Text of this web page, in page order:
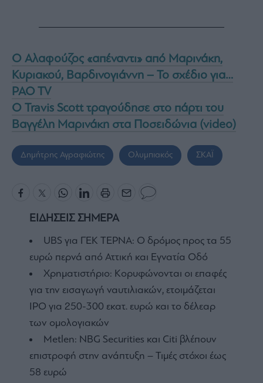
Ο Αλαφούζος «απέναντι» από Μαρινάκη,
Κυριακού, Βαρδινογιάννη – Το σχέδιο για…
PAO TV
Ο Travis Scott τραγούδησε στο πάρτι του
Βαγγέλη Μαρινάκη στα Ποσειδώνια (video)
Δημήτρης Αγραφιώτης Ολυμπιακός ΣΚΑΪ
ΕΙΔΗΣΕΙΣ ΣΗΜΕΡΑ
UBS για ΓΕΚ ΤΕΡΝΑ: Ο δρόμος προς τα 55
ευρώ περνά από Αττική και Εγνατία Οδό
Χρηματιστήριο: Κορυφώνονται οι επαφές
για την εισαγωγή ναυτιλιακών, ετοιμάζεται
IPO για 250-300 εκατ. ευρώ και το δέλεαρ
των ομολογιακών
Metlen: NBG Securities και Citi βλέπουν
επιστροφή στην ανάπτυξη – Τιμές στόχοι έως
58 ευρώ